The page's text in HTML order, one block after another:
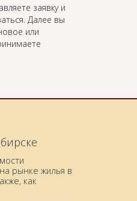
заявку и
Далее вы
или
рынке жилья в
как